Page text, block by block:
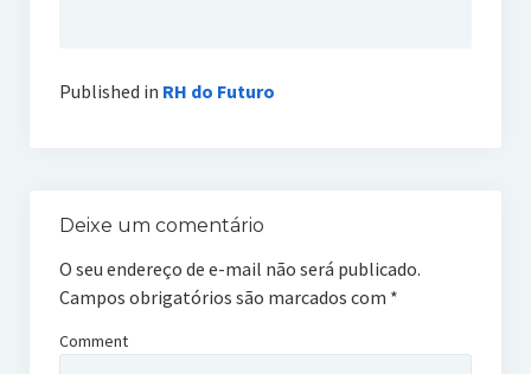
Published in RH do Futuro
Deixe um comentário
O seu endereço de e-mail não será publicado.
Campos obrigatórios são marcados com *
Comment